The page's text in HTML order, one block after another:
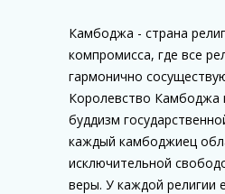
Камбоджа - страна
компромисса, где все
гармонично
Королевство Камбоджа
буддизм
каждый камбоджиец
исключительной
веры. У каждой религии